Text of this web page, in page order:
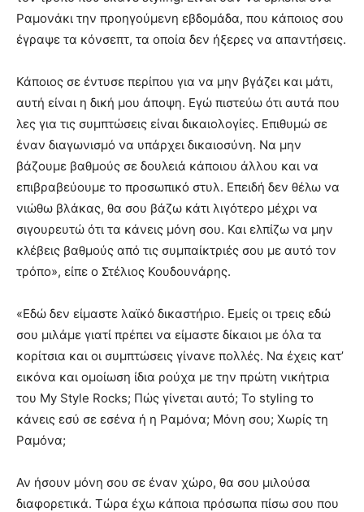
Ραμονάκι την προηγούμενη εβδομάδα, που κάποιος σου
έγραψε τα κόνσεπτ, τα οποία δεν ήξερες να απαντήσεις.
Κάποιος σε έντυσε περίπου για να μην βγάζει και μάτι,
αυτή είναι η δική μου άποψη. Εγώ πιστεύω ότι αυτά που
λες για τις συμπτώσεις είναι δικαιολογίες. Επιθυμώ σε
έναν διαγωνισμό να υπάρχει δικαιοσύνη. Να μην
βάζουμε βαθμούς σε δουλειά κάποιου άλλου και να
επιβραβεύουμε το προσωπικό στυλ. Επειδή δεν θέλω να
νιώθω βλάκας, θα σου βάζω κάτι λιγότερο μέχρι να
σιγουρευτώ ότι τα κάνεις μόνη σου. Και ελπίζω να μην
κλέβεις βαθμούς από τις συμπαίκτριές σου με αυτό τον
τρόπο», είπε ο Στέλιος Κουδουνάρης.
«Εδώ δεν είμαστε λαϊκό δικαστήριο. Εμείς οι τρεις εδώ
σου μιλάμε γιατί πρέπει να είμαστε δίκαιοι με όλα τα
κορίτσια και οι συμπτώσεις γίνανε πολλές. Να έχεις κατ’
εικόνα και ομοίωση ίδια ρούχα με την πρώτη νικήτρια
του My Style Rocks; Πώς γίνεται αυτό; Το styling το
κάνεις εσύ σε εσένα ή η Ραμόνα; Μόνη σου; Χωρίς τη
Ραμόνα;
Αν ήσουν μόνη σου σε έναν χώρο, θα σου μιλούσα
διαφορετικά. Τώρα έχω κάποια πρόσωπα πίσω σου που